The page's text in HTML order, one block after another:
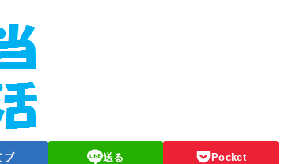
ブ 送る Pocket